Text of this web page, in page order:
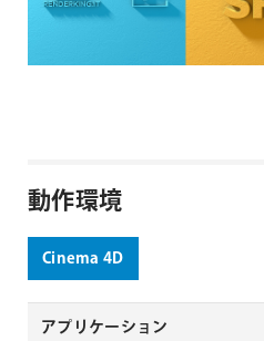
動作環境
Cinema 4D
アプリケーション